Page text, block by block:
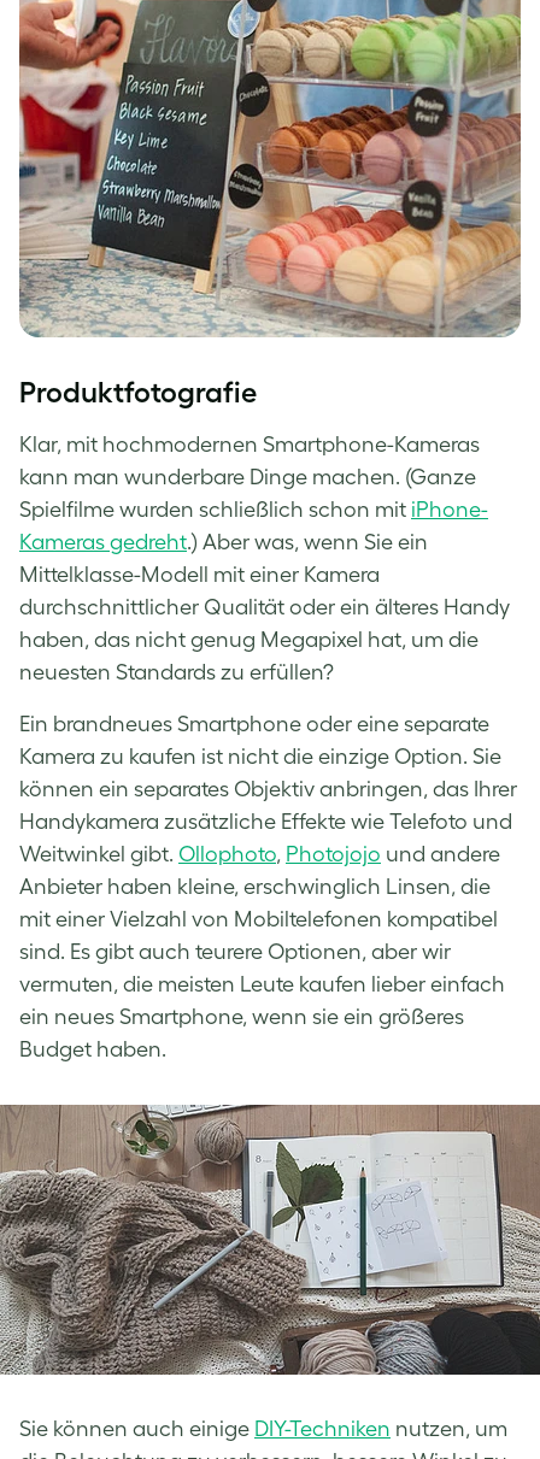
Produktfotografie
Klar, mit hochmodernen Smartphone-Kameras
kann man wunderbare Dinge machen. (Ganze
Spielfilme wurden schließlich schon mit iPhone-
Kameras gedreht.) Aber was, wenn Sie ein
Mittelklasse-Modell mit einer Kamera
durchschnittlicher Qualität oder ein älteres Handy
haben, das nicht genug Megapixel hat, um die
neuesten Standards zu erfüllen?
Ein brandneues Smartphone oder eine separate
Kamera zu kaufen ist nicht die einzige Option. Sie
können ein separates Objektiv anbringen, das Ihrer
Handykamera zusätzliche Effekte wie Telefoto und
Weitwinkel gibt. Ollophoto, Photojojo und andere
Anbieter haben kleine, erschwinglich Linsen, die
mit einer Vielzahl von Mobiltelefonen kompatibel
sind. Es gibt auch teurere Optionen, aber wir
vermuten, die meisten Leute kaufen lieber einfach
ein neues Smartphone, wenn sie ein größeres
Budget haben.
Sie können auch einige DIY-Techniken nutzen, um